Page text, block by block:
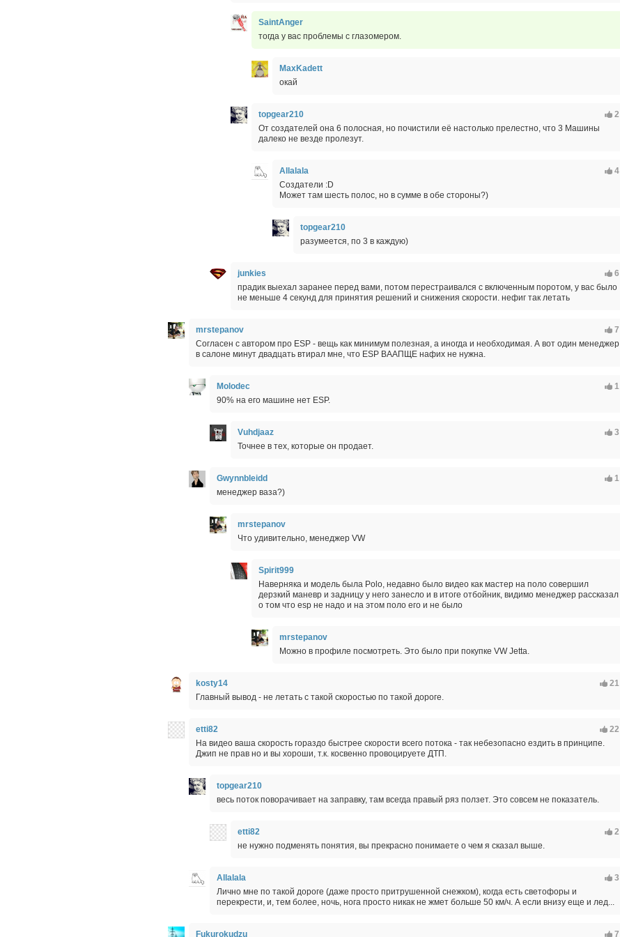
SaintAnger
тогда у вас проблемы с глазомером.
MaxKadett
окай
2
topgear210
От создателей она 6 полосная, но почистили её настолько прелестно, что 3 Машины
далеко не везде пролезут.
4
Allalala
Создатели :D
Может там шесть полос, но в сумме в обе стороны?)
topgear210
разумеется, по 3 в каждую)
6
junkies
прадик выехал заранее перед вами, потом перестраивался с включенным поротом, у вас было
не меньше 4 секунд для принятия решений и снижения скорости. нефиг так летать
7
mrstepanov
Согласен с автором про ESP - вещь как минимум полезная, а иногда и необходимая. А вот один менеджер
в салоне минут двадцать втирал мне, что ESP ВААПЩЕ нафих не нужна.
1
Molodec
90% на его машине нет ESP.
3
Vuhdjaaz
Точнее в тех, которые он продает.
1
Gwynnbleidd
менеджер ваза?)
mrstepanov
Что удивительно, менеджер VW
Spirit999
Наверняка и модель была Polo, недавно было видео как мастер на поло совершил
дерзкий маневр и задницу у него занесло и в итоге отбойник, видимо менеджер рассказал
о том что esp не надо и на этом поло его и не было
mrstepanov
Можно в профиле посмотреть. Это было при покупке VW Jetta.
21
kosty14
Главный вывод - не летать с такой скоростью по такой дороге.
22
etti82
На видео ваша скорость гораздо быстрее скорости всего потока - так небезопасно ездить в принципе.
Джип не прав но и вы хороши, т.к. косвенно провоцируете ДТП.
topgear210
весь поток поворачивает на заправку, там всегда правый ряз ползет. Это совсем не показатель.
2
etti82
не нужно подменять понятия, вы прекрасно понимаете о чем я сказал выше.
3
Allalala
Лично мне по такой дороге (даже просто притрушенной снежком), когда есть светофоры и
перекрести, и, тем более, ночь, нога просто никак не жмет больше 50 км/ч. А если внизу еще и лед...
7
Fukurokudzu